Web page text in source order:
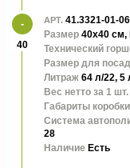
40
АРТ. 41.3321-01-
Размер 40х40 см,
Технический
Размер для
Литраж 64 л/22, 5
Вес нетто за 1 шт.
Габариты коробки
Система
28
Наличие Есть